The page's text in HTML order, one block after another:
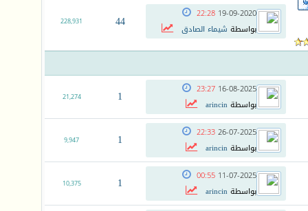
19-09-2020
22:28
بواسطة شيماء الصادق 44
228,931
16-08-2025
23:27
بواسطةarincin
1
21,274
26-07-2025
22:33
بواسطةarincin
1
9,947
11-07-2025
00:55
بواسطةarincin
1
10,375